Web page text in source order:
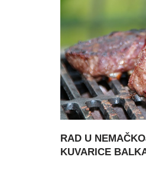
RAD U
KUVARICE